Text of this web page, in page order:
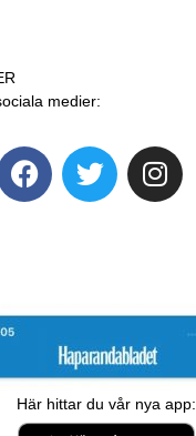
medier:
Här hittar du vår nya app: